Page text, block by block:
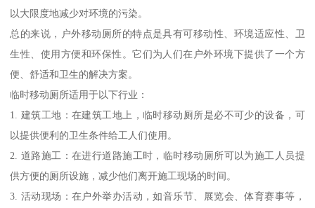
以大限度地减少对环境的污染。
总的来说，户外移动厕所的特点是具有可移动性、环境适应性、卫
生性、使用方便和环保性。它们为人们在户外环境下提供了一个方
便、舒适和卫生的解决方案。
临时移动厕所适用于以下行业：
1. 建筑工地：在建筑工地上，临时移动厕所是必不可少的设备，可
以提供便利的卫生条件给工人们使用。
2. 道路施工：在进行道路施工时，临时移动厕所可以为施工人员提
供方便的厕所设施，减少他们离开施工现场的时间。
3. 活动现场：在户外举办活动，如音乐节、展览会、体育赛事等，